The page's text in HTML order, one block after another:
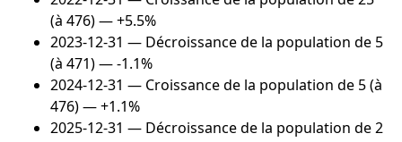
(à 476) — +5.5%
2023-12-31 — Décroissance de la population de 5
(à 471) — -1.1%
2024-12-31 — Croissance de la population de 5 (à
476) — +1.1%
2025-12-31 — Décroissance de la population de 2